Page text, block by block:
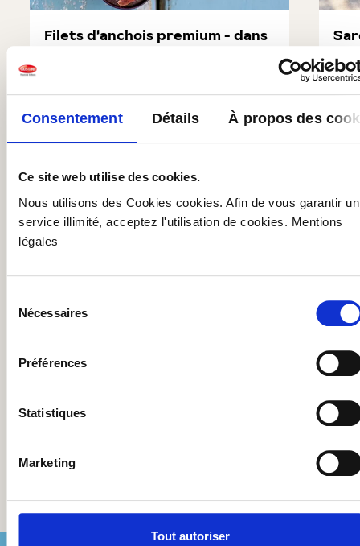
Consentement Détails À propos des
Ce site web utilise des cookies.
Nous utilisons des Cookies cookies. Afin de vous garantir un
service illimité, acceptez l'utilisation de cookies. Mentions
légales
Nécessaires
Préférences
Statistiques
Marketing
Tout autoriser
Note moyenne de 5 sur 5 étoiles
Filets d'anchois premium - dans
3,99 €
Filets d'anchois premium - dans de l'huile olive
Ajouter au panier
En stock| № 74117 Quantité
0 sur 0 évaluations
produit.
Rédiger un avis
Afficher les évaluations uniquement dans la langue actuelle.
Aucun avis n'a été trouvé. Partagez vos idées avec